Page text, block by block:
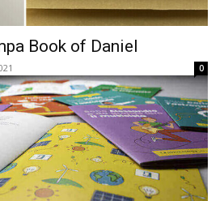
Book of Daniel
0